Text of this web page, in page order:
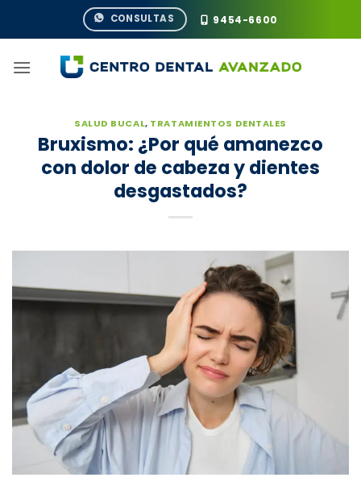
CONSULTAS 9454-6600
SALUD BUCAL, TRATAMIENTOS DENTALES
Bruxismo: ¿Por qué amanezco
con dolor de cabeza y dientes
desgastados?